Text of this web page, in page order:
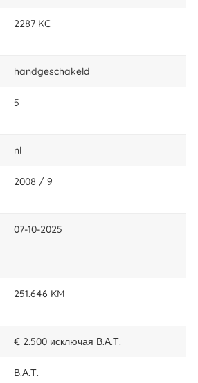
2287 KC
handgeschakeld
5
nl
2008 / 9
07-10-2025
251.646 KM
€ 2.500 исключая В.А.Т.
В.А.Т.